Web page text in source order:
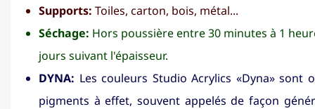
Supports: Toiles, carton, bois, métal...
Séchage: Hors poussière entre 30 minutes à 1
jours suivant l'épaisseur.
DYNA: Les couleurs Studio Acrylics «Dyna» sont
pigments à effet, souvent appelés de façon